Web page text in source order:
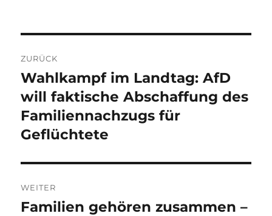
ZURÜCK
Vorheriger
Beitrag:
Wahlkampf im Landtag: AfD
will faktische Abschaffung des
Familiennachzugs für
Geflüchtete
WEITER
Nächster
Familien gehören zusammen –